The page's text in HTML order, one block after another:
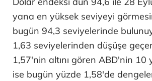
yana en yüksek seviyeyi
bugün 94,3 seviyelerinde
1,63 seviyelerinden düşüşe
1,57'nin altını gören ABD'nin 10
ise bugün yüzde 1,58'de